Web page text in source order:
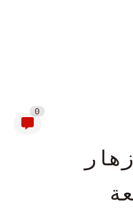
0